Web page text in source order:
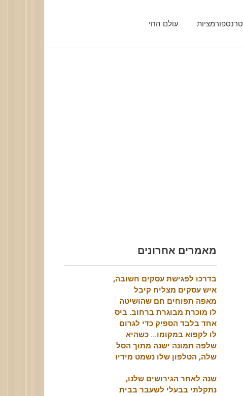
טרנספורמציות עולם החי
מאמרים אחרונים
בדרכו לפגישת עסקים חשובה,
איש עסקים מצליח קיבל
מאפה תפוחים חם שהושיטה
לו מוכרת מבוגרת ברחוב. ביס
אחד בלבד הספיק כדי לגרום
לו לקפוא במקומו… כשהיא
שלפה תמונה ישנה מתוך הסל
שלה, הטלפון שלו נשמט מידיו
שנה לאחר הגירושים שלנו,
נתקלתי בבעלי לשעבר בבית